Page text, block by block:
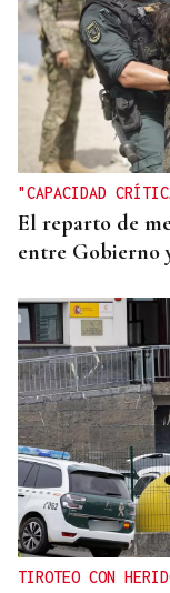
"CAPACIDAD
El reparto de
entre Gobierno
TIROTEO CON